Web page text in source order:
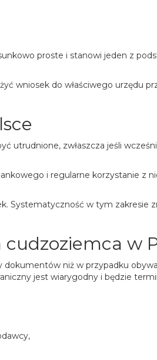
proste i stanowi jeden z
wniosek do właściwego urzędu
zwłaszcza jeśli
i regularne korzystanie z
Systematyczność w tym zakresie
w
dokumentów niż w przypadku
jest wiarygodny i będzie